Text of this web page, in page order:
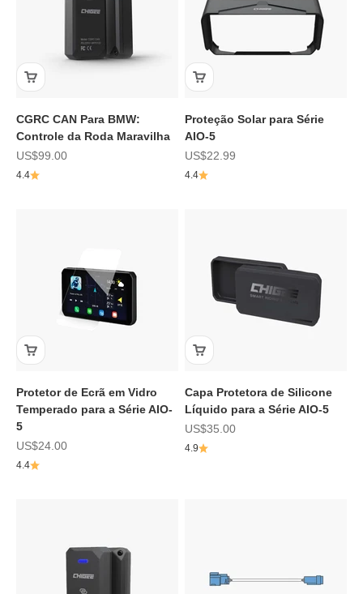
CGRC CAN Para BMW:
Controle da Roda Maravilha
Preço de promoção
US$99.00
4.4
Proteção Solar para Série
AIO-5
Preço de promoção
US$22.99
4.4
Protetor de Ecrã em Vidro
Temperado para a Série AIO-
5
Preço de promoção
US$24.00
4.4
Capa Protetora de Silicone
Líquido para a Série AIO-5
Preço de promoção
US$35.00
4.9